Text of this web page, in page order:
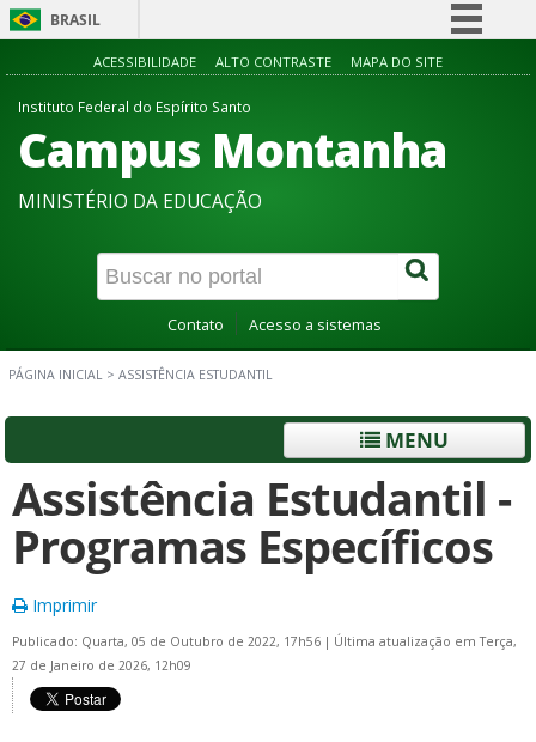
BRASIL
Simplifique!
Participe
Acesso à informação
Canais
ACESSIBILIDADE ALTO CONTRASTE MAPA DO SITE
Instituto Federal do Espírito Santo
Campus Montanha
MINISTÉRIO DA EDUCAÇÃO
Contato Acesso a sistemas
PÁGINA INICIAL > ASSISTÊNCIA ESTUDANTIL
MENU
Assistência Estudantil -
Programas Específicos
Imprimir
Publicado: Quarta, 05 de Outubro de 2022, 17h56 | Última atualização em Terça,
27 de Janeiro de 2026, 12h09